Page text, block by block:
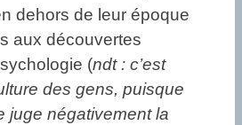
dehors de leur époque
aux découvertes
(ndt : c’est
des gens, puisque
juge négativement la